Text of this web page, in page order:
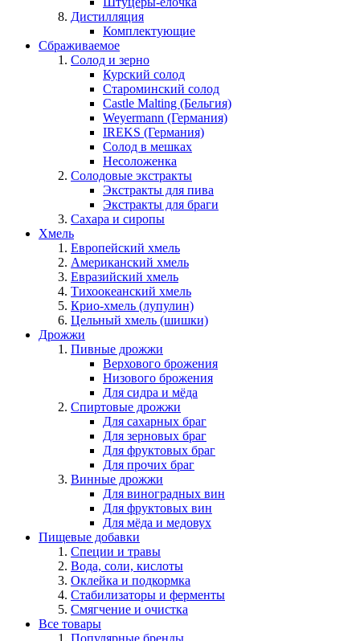
Дистилляция
Комплектующие
Сбраживаемое
Солод и зерно
Курский солод
Староминский солод
Castle Malting (Бельгия)
Weyermann (Германия)
IREKS (Германия)
Солод в мешках
Несоложенка
Солодовые экстракты
Экстракты для пива
Экстракты для браги
Сахара и сиропы
Хмель
Европейский хмель
Американский хмель
Евразийский хмель
Тихоокеанский хмель
Крио-хмель (лупулин)
Цельный хмель (шишки)
Дрожжи
Пивные дрожжи
Верхового брожения
Низового брожения
Для сидра и мёда
Спиртовые дрожжи
Для сахарных браг
Для зерновых браг
Для фруктовых браг
Для прочих браг
Винные дрожжи
Для виноградных вин
Для фруктовых вин
Для мёда и медовух
Пищевые добавки
Специи и травы
Вода, соли, кислоты
Оклейка и подкормка
Стабилизаторы и ферменты
Смягчение и очистка
Все товары
Популярные бренды